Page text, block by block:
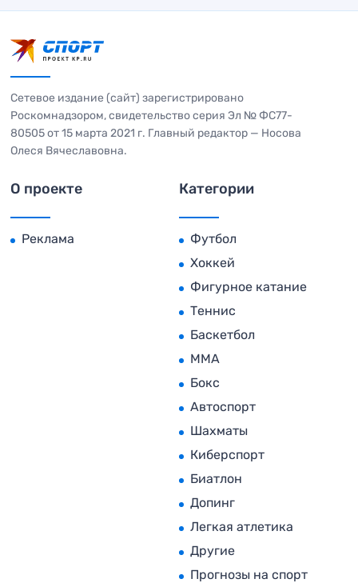
Сетевое издание (сайт) зарегистрировано
Роскомнадзором, свидетельство серия Эл № ФС77-
80505 от 15 марта 2021 г. Главный редактор — Носова
Олеся Вячеславовна.
О проекте
Реклама
Категории
Футбол
Хоккей
Фигурное катание
Теннис
Баскетбол
MMA
Бокс
Автоспорт
Шахматы
Киберспорт
Биатлон
Допинг
Легкая атлетика
Другие
Прогнозы на спорт